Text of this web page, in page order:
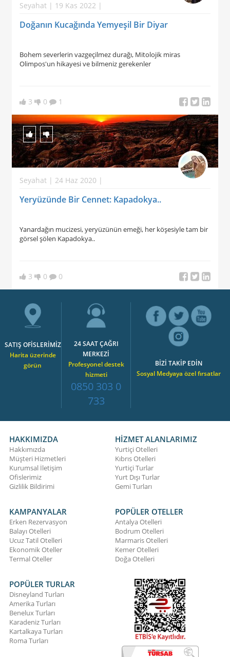
Seyahat | 19 Kas 2022 |
Doğanın Kucağında Yemyeşil Bir Diyar
Bohem severlerin vazgeçilmez durağı, Mitolojik miras
Olimpos'un hikayesi ve bilmeniz gerekenler
3 0 1
Seyahat | 24 Haz 2020 |
Yeryüzünde Bir Cennet: Kapadokya..
Yanardağın mucizesi, yeryüzünün emeği, her köşesiyle tam bir
görsel şölen Kapadokya..
3 0 0
SATIŞ OFİSLERİMİZ
Harita üzerinde
görün
24 SAAT ÇAĞRI
MERKEZİ
Profesyonel destek
hizmeti
0850 303 0
733
BİZİ TAKİP EDİN
Sosyal Medyaya özel fırsatlar
HAKKIMIZDA
Hakkımızda
Müşteri Hizmetleri
Kurumsal İletişim
Ofislerimiz
Gizlilik Bildirimi
HİZMET ALANLARIMIZ
Yurtiçi Otelleri
Kıbrıs Otelleri
Yurtiçi Turlar
Yurt Dışı Turlar
Gemi Turları
KAMPANYALAR
Erken Rezervasyon
Balayı Otelleri
Ucuz Tatil Otelleri
Ekonomik Oteller
Termal Oteller
POPÜLER OTELLER
Antalya Otelleri
Bodrum Otelleri
Marmaris Otelleri
Kemer Otelleri
Doğa Otelleri
POPÜLER TURLAR
Disneyland Turları
Amerika Turları
Benelux Turları
Karadeniz Turları
Kartalkaya Turları
Roma Turları